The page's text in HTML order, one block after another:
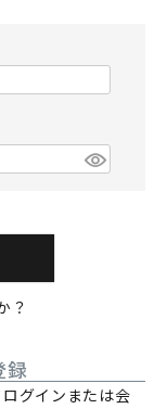
？
録
グインまたは会